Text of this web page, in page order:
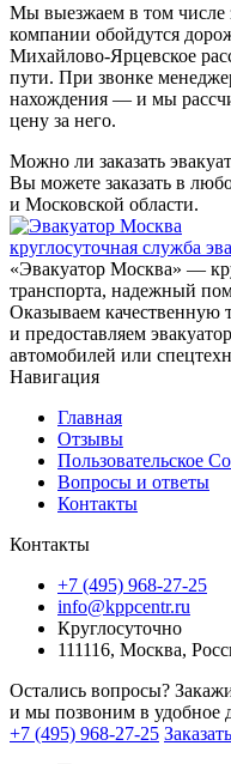
Мы выезжаем в том числе
компании обойдутся
Михайлово-Ярцевское
пути. При звонке
нахождения — и мы
цену за него.
Можно ли заказать
Вы можете заказать в
и Московской области.
круглосуточная служба
«Эвакуатор Москва» —
транспорта, надежный
Оказываем качественную
и предоставляем
автомобилей или
Навигация
Главная
Отзывы
Пользовательское
Вопросы и ответы
Контакты
Контакты
+7 (495) 968-27-25
info@kppcentr.ru
Круглосуточно
111116, Москва,
Остались вопросы?
и мы позвоним в удобное
+7 (495) 968-27-25